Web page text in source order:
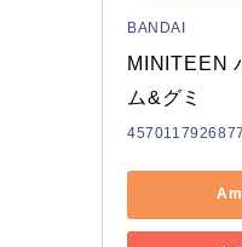
BANDAI
MINITEEN
ム&グミ
4570117926877